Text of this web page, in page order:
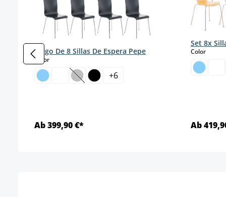
Juego De 8 Sillas De Espera Pepe
Colorselect
(Esta opción no está disponible en este
+6
Ab 399,90 €*
Set 8x
Colorselect
Ab